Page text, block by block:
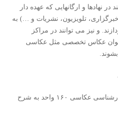
در نهادها و ارگانهایی که عهده دار
تلویزیون، نشریات و …) به
و نیز می توانند در مراکز
عنوان عکاس تخصصی مثل عکاسی
تعداد کل واحدهای درسی دوره کارشناسی عکاسی ۱۶۰ واحد به شرح